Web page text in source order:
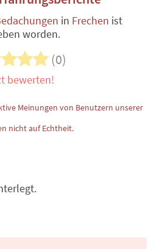
in Frechen ist
worden.
(0)
bewerten!
Meinungen von Benutzern unserer
nicht auf Echtheit.